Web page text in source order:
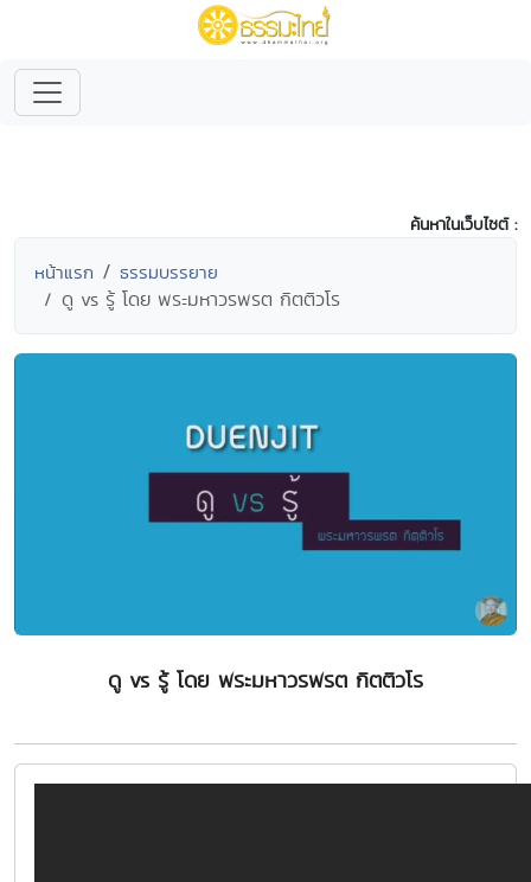
ค้นหาในเว็บไซต์ :
หน้าแรก ธรรมบรรยาย
ดู vs รู้ โดย พระมหาวรพรต กิตติวโร
ดู vs รู้ โดย พระมหาวรพรต กิตติวโร